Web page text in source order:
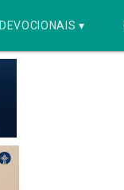
DEVOCIONAIS ▾